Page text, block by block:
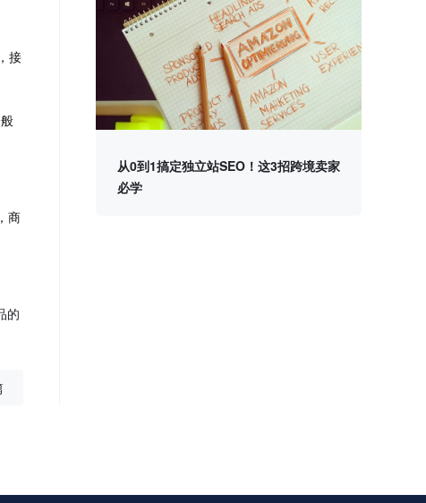
接
商
的
从0到1搞定独立站SEO！这3招跨境卖家
必学